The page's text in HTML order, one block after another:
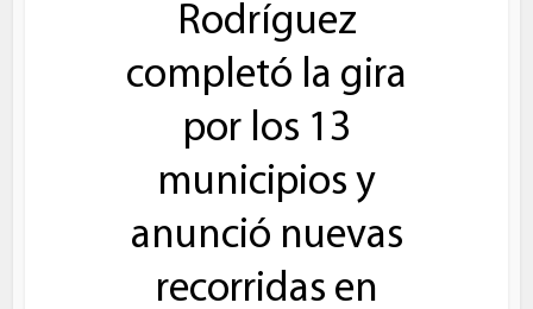
Rodríguez
completó la gira
por los 13
municipios y
anunció nuevas
recorridas en